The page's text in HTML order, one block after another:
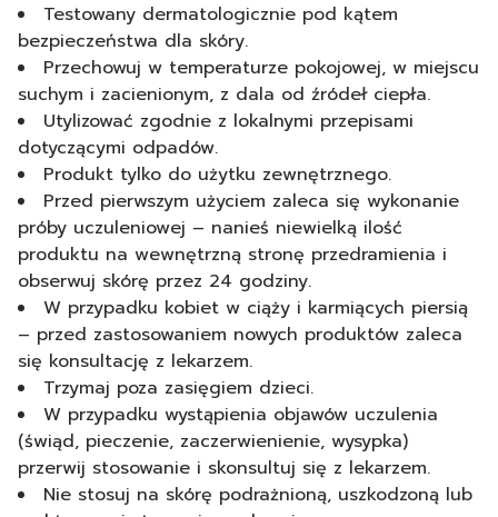
Testowany dermatologicznie pod kątem
bezpieczeństwa dla skóry.
Przechowuj w temperaturze pokojowej, w miejscu
suchym i zacienionym, z dala od źródeł ciepła.
Utylizować zgodnie z lokalnymi przepisami
dotyczącymi odpadów.
Produkt tylko do użytku zewnętrznego.
Przed pierwszym użyciem zaleca się wykonanie
próby uczuleniowej – nanieś niewielką ilość
produktu na wewnętrzną stronę przedramienia i
obserwuj skórę przez 24 godziny.
W przypadku kobiet w ciąży i karmiących piersią
– przed zastosowaniem nowych produktów zaleca
się konsultację z lekarzem.
Trzymaj poza zasięgiem dzieci.
W przypadku wystąpienia objawów uczulenia
(świąd, pieczenie, zaczerwienienie, wysypka)
przerwij stosowanie i skonsultuj się z lekarzem.
Nie stosuj na skórę podrażnioną, uszkodzoną lub